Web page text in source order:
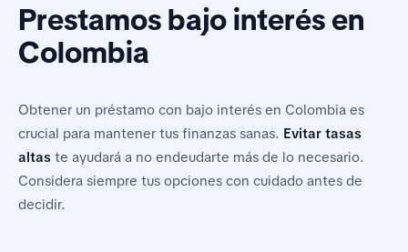
Prestamos bajo interés en
Colombia
Obtener un préstamo con bajo interés en Colombia es
crucial para mantener tus finanzas sanas. Evitar tasas
altas te ayudará a no endeudarte más de lo necesario.
Considera siempre tus opciones con cuidado antes de
decidir.